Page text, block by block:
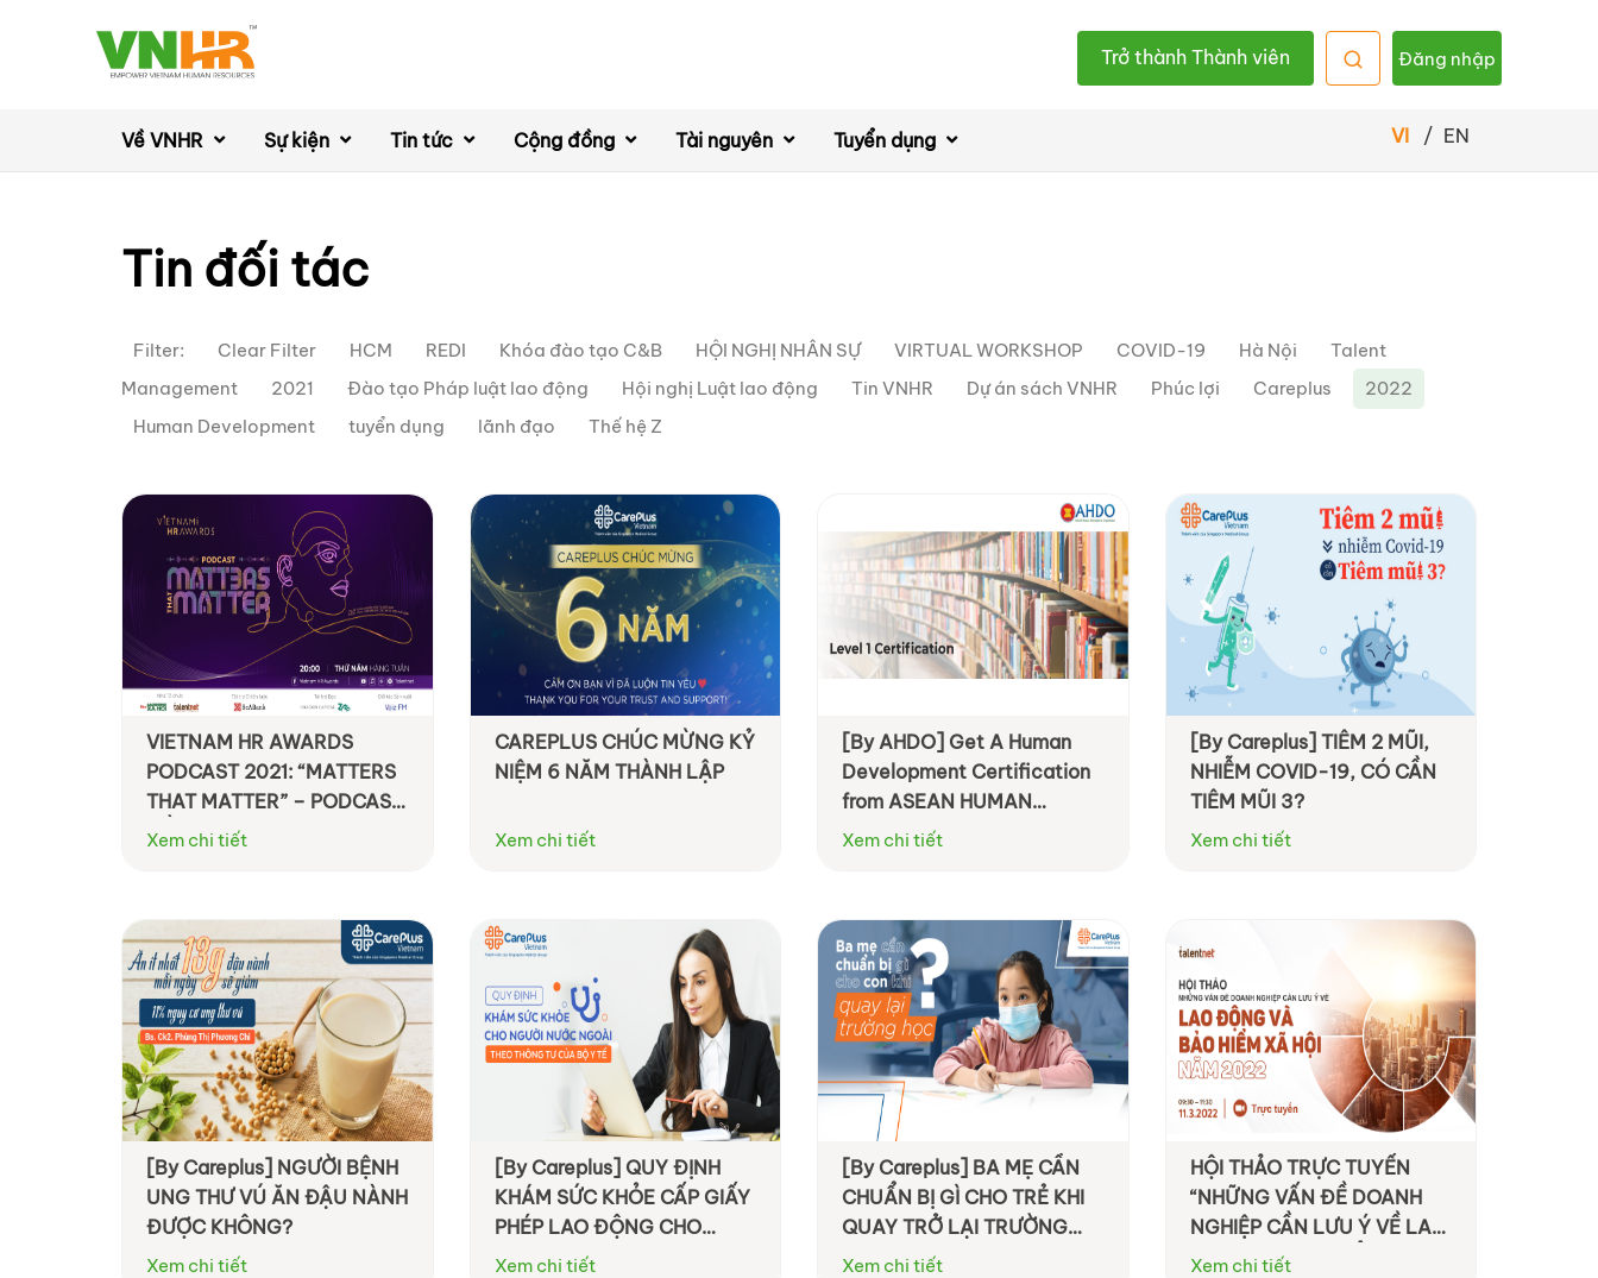
Trở thành Thành viên Đăng nhập
Về VNHR Sự kiện Tin tức Cộng đồng Tài nguyên Tuyển dụng VI / EN
Tin đối tác
Filter: Clear Filter HCM REDI Khóa đào tạo C&B HỘI NGHỊ NHÂN SỰ VIRTUAL WORKSHOP COVID-19 Hà Nội
Talent
Management
2021 Đào tạo Pháp luật lao động Hội nghị Luật lao động Tin VNHR Dự án sách VNHR Phúc lợi Careplus
2022
Human Development
tuyển dụng lãnh đạo Thế hệ Z
VIETNAM HR AWARDS
PODCAST 2021: “MATTERS
THAT MATTER” – PODCAST
ĐẦU TIÊN ĐƯỢC THỰC HIỆN
Xem chi tiết
CAREPLUS CHÚC MỪNG KỶ
NIỆM 6 NĂM THÀNH LẬP
Xem chi tiết
[By AHDO] Get A Human
Development Certification
from ASEAN HUMAN
DEVELOPMENT
Xem chi tiết
[By Careplus] TIÊM 2 MŨI,
NHIỄM COVID-19, CÓ CẦN
TIÊM MŨI 3?
Xem chi tiết
[By Careplus] NGƯỜI BỆNH
UNG THƯ VÚ ĂN ĐẬU NÀNH
ĐƯỢC KHÔNG?
Xem chi tiết
[By Careplus] QUY ĐỊNH
KHÁM SỨC KHỎE CẤP GIẤY
PHÉP LAO ĐỘNG CHO
NGƯỜI NƯỚC NGOÀI THEO
Xem chi tiết
[By Careplus] BA MẸ CẦN
CHUẨN BỊ GÌ CHO TRẺ KHI
QUAY TRỞ LẠI TRƯỜNG
HỌC?
Xem chi tiết
HỘI THẢO TRỰC TUYẾN
“NHỮNG VẤN ĐỀ DOANH
NGHIỆP CẦN LƯU Ý VỀ LAO
ĐỘNG VÀ BẢO HIỂM XÃ HỘI
Xem chi tiết